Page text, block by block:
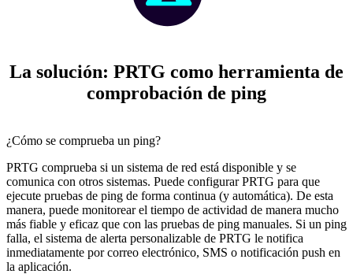
La solución: PRTG como herramienta de
comprobación de ping
¿Cómo se comprueba un ping?
PRTG comprueba si un sistema de red está disponible y se
comunica con otros sistemas. Puede configurar PRTG para que
ejecute pruebas de ping de forma continua (y automática). De esta
manera, puede monitorear el tiempo de actividad de manera mucho
más fiable y eficaz que con las pruebas de ping manuales. Si un ping
falla, el sistema de alerta personalizable de PRTG le notifica
inmediatamente por correo electrónico, SMS o notificación push en
la aplicación.